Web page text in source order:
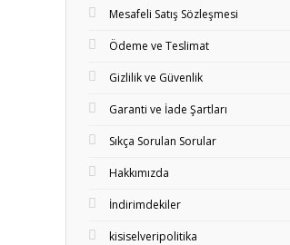
Mesafeli Satış Sözleşmesi
Ödeme ve Teslimat
Gizlilik ve Güvenlik
Garanti ve İade Şartları
Sıkça Sorulan Sorular
Hakkımızda
İndirimdekiler
kisiselveripolitika